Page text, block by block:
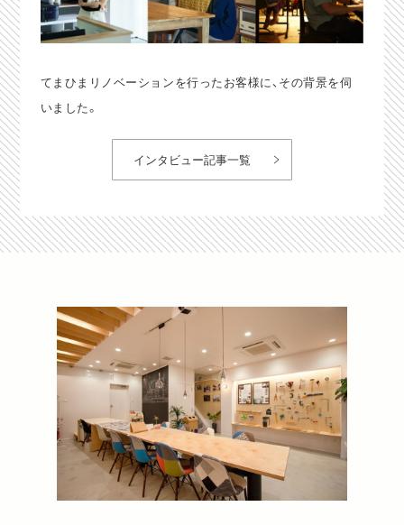
てまひまリノベーションを行ったお客様に、その背景を伺
いました。
インタビュー記事一覧